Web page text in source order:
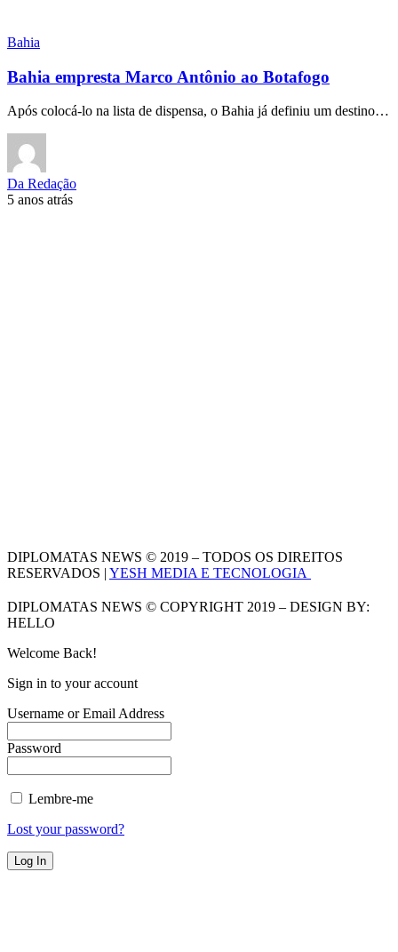
Bahia
Bahia empresta Marco Antônio ao Botafogo
Após colocá-lo na lista de dispensa, o Bahia já definiu um destino…
Da Redação
5 anos atrás
DIPLOMATAS NEWS © 2019 – TODOS OS DIREITOS
RESERVADOS | YESH MEDIA E TECNOLOGIA
DIPLOMATAS NEWS © COPYRIGHT 2019 – DESIGN BY:
HELLO
Welcome Back!
Sign in to your account
Username or Email Address
Password
Lembre-me
Lost your password?